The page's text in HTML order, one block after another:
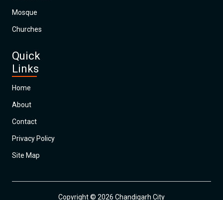
Mosque
Churches
Quick
Links
Home
About
Contact
Privacy Policy
Site Map
Copyright © 2026 Chandigarh City